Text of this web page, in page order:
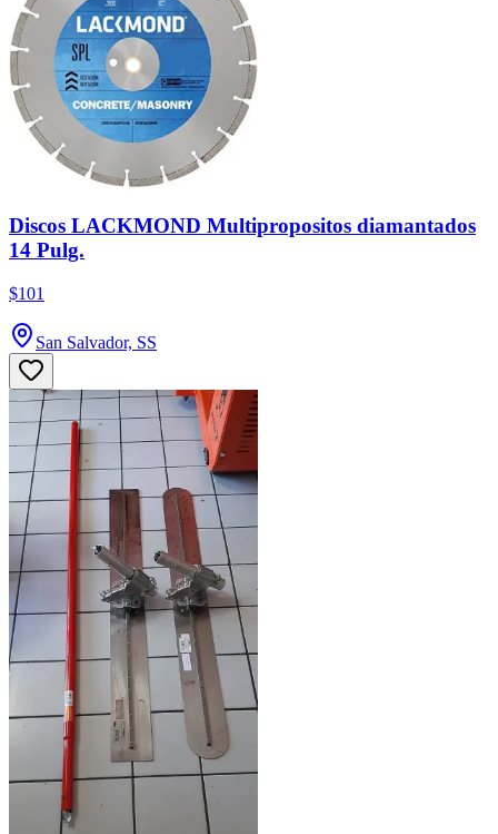
Discos LACKMOND Multipropositos diamantados
14 Pulg.
$101
San Salvador, SS